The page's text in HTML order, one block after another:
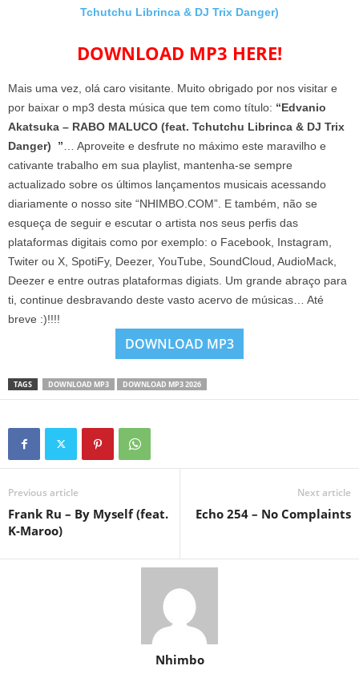
Tchutchu Librinca & DJ Trix Danger)
DOWNLOAD MP3 HERE!
Mais uma vez, olá caro visitante. Muito obrigado por nos visitar e
por baixar o mp3 desta música que tem como título: “Edvanio
Akatsuka – RABO MALUCO (feat. Tchutchu Librinca & DJ Trix
Danger) ” … Aproveite e desfrute no máximo este maravilho e
cativante trabalho em sua playlist, mantenha-se sempre
actualizado sobre os últimos lançamentos musicais acessando
diariamente o nosso site “NHIMBO.COM”. E também, não se
esqueça de seguir e escutar o artista nos seus perfis das
plataformas digitais como por exemplo: o Facebook, Instagram,
Twiter ou X, SpotiFy, Deezer, YouTube, SoundCloud, AudioMack,
Deezer e entre outras plataformas digiats. Um grande abraço para
ti, continue desbravando deste vasto acervo de músicas… Até
breve :)!!!!
DOWNLOAD MP3
TAGS DOWNLOAD MP3 DOWNLOAD MP3 2026
Previous article
Frank Ru – By Myself (feat.
K-Maroo)
Next article
Echo 254 – No Complaints
Nhimbo